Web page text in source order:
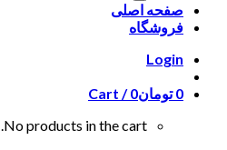
صفحه اصلی
فروشگاه
Login
Cart /
تومان0
0
No products in the cart.